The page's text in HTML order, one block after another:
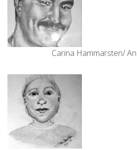
Carina Hammarsten/